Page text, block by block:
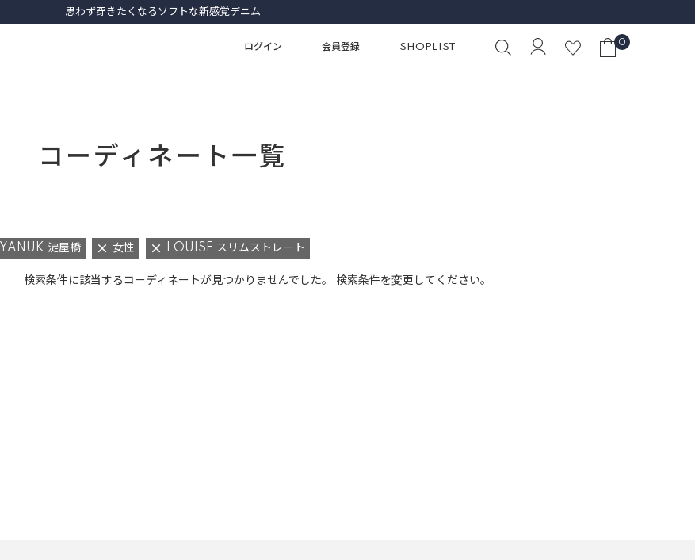
思わず穿きたくなるソフトな新感覚デニム
ログイン 会員登録 SHOPLIST 0
コーディネート一覧
YANUK 淀屋橋 女性 LOUISE スリムストレート
検索条件に該当するコーディネートが見つかりませんでした。 検索条件を変更してください。